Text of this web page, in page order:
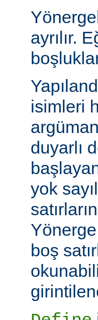
ayrılır.
isimleri
duyarlı
yok
boş